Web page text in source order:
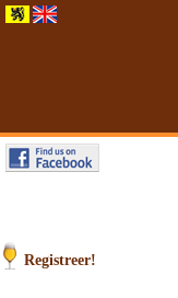
Registreer!